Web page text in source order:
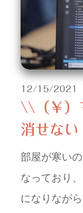
12/15/2021
\\（￥）
消せない
部屋が寒い
なっており
になりなが